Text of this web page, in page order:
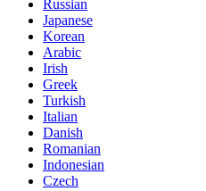
Russian
Japanese
Korean
Arabic
Irish
Greek
Turkish
Italian
Danish
Romanian
Indonesian
Czech